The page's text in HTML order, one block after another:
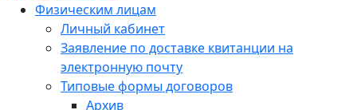
Физическим лицам
Личный кабинет
Заявление по доставке квитанции на
электронную почту
Типовые формы договоров
Архив